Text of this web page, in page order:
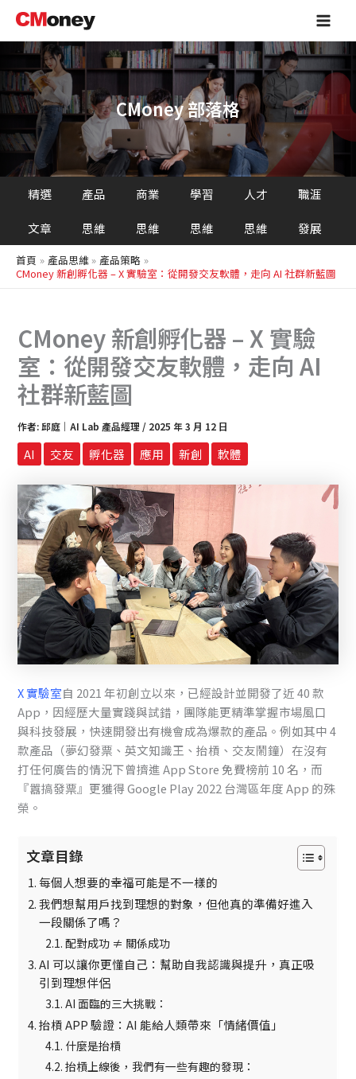
主
容
Main
CMoney 部落格
精選
文章
產品
思維
商業
思維
學習
思維
人才
思維
職涯
發展
首頁 產品思維
產品策略
CMoney 新創孵化器 – X 實驗室：從開發交友軟體，走向 AI 社群新藍圖
CMoney 新創孵化器 – X 實驗
室：從開發交友軟體，走向 AI
社群新藍圖
作者:邱庭｜AI Lab 產品經理 / 2025 年 3 月 12 日
AI 交友 孵化器 應用 新創 軟體
X 實驗室自 2021 年初創立以來，已經設計並開發了近 40 款
App，因經歷大量實踐與試錯，團隊能更精準掌握市場風口
與科技發展，快速開發出有機會成為爆款的產品。例如其中 4
款產品（夢幻發票、英文知識王、抬槓、交友鬧鐘）在沒有
打任何廣告的情況下曾擠進 App Store 免費榜前 10 名，而
『囂搞發票』更獲得 Google Play 2022 台灣區年度 App 的殊
榮。
文章目錄
每個人想要的幸福可能是不一樣的
我們想幫用戶找到理想的對象，但他真的準備好進入
一段關係了嗎？
配對成功 ≠ 關係成功
AI 可以讓你更懂自己：幫助自我認識與提升，真正吸
引到理想伴侶
AI 面臨的三大挑戰：
抬槓 APP 驗證：AI 能給人類帶來「情緒價值」
什麼是抬槓
抬槓上線後，我們有一些有趣的發現：
尋